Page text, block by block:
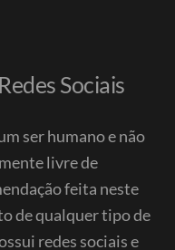
Sociais
ser humano e não
livre de
feita neste
de qualquer tipo de
redes sociais e